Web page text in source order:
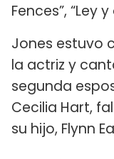
Fences”, “Ley
Jones estuvo
la actriz y
segunda
Cecilia Hart,
su hijo, Flynn